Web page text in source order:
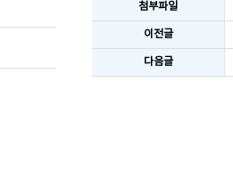
첨부파일
이전글
다음글